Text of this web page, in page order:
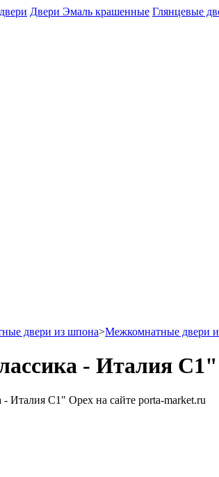
Двери Эмаль крашенные Глянцевые
двери из шпона>Межкомнатные двери
- Италия